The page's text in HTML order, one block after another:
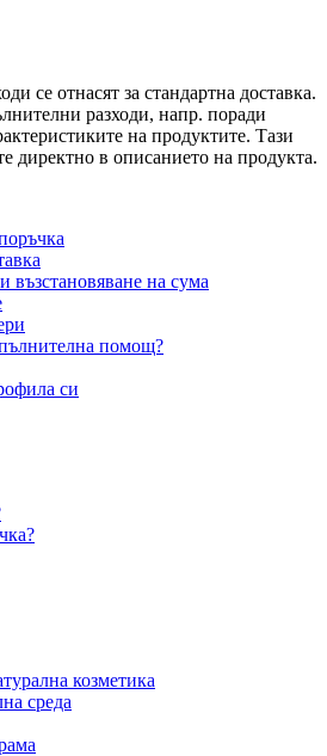
се отнасят за стандартна доставка.
разходи, напр. поради
на продуктите. Тази
директно в описанието на продукта.
възстановяване на сума
помощ?
си
козметика
среда